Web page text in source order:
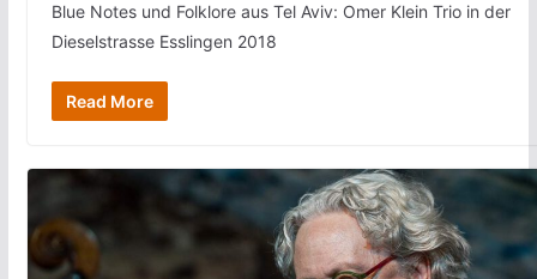
Blue Notes und Folklore aus Tel Aviv: Omer Klein Trio in der
Dieselstrasse Esslingen 2018
Read More